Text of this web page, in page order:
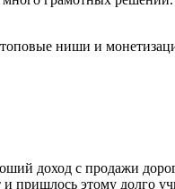
ниши и
доход с продажи
и пришлось этому долго